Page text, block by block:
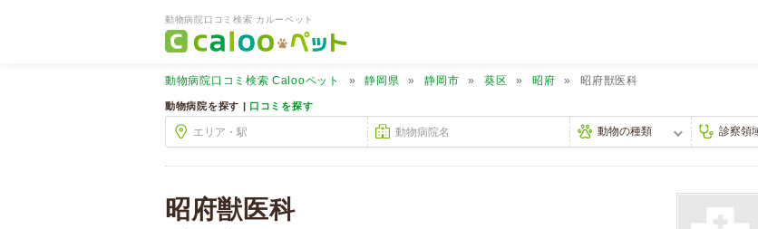
動物病院口コミ検索 カルーペット
動物病院口コミ検索 Calooペット 静岡県 静岡市 葵区 昭府 昭府獣医科
動物病院を探す | 口コミを探す
昭府獣医科